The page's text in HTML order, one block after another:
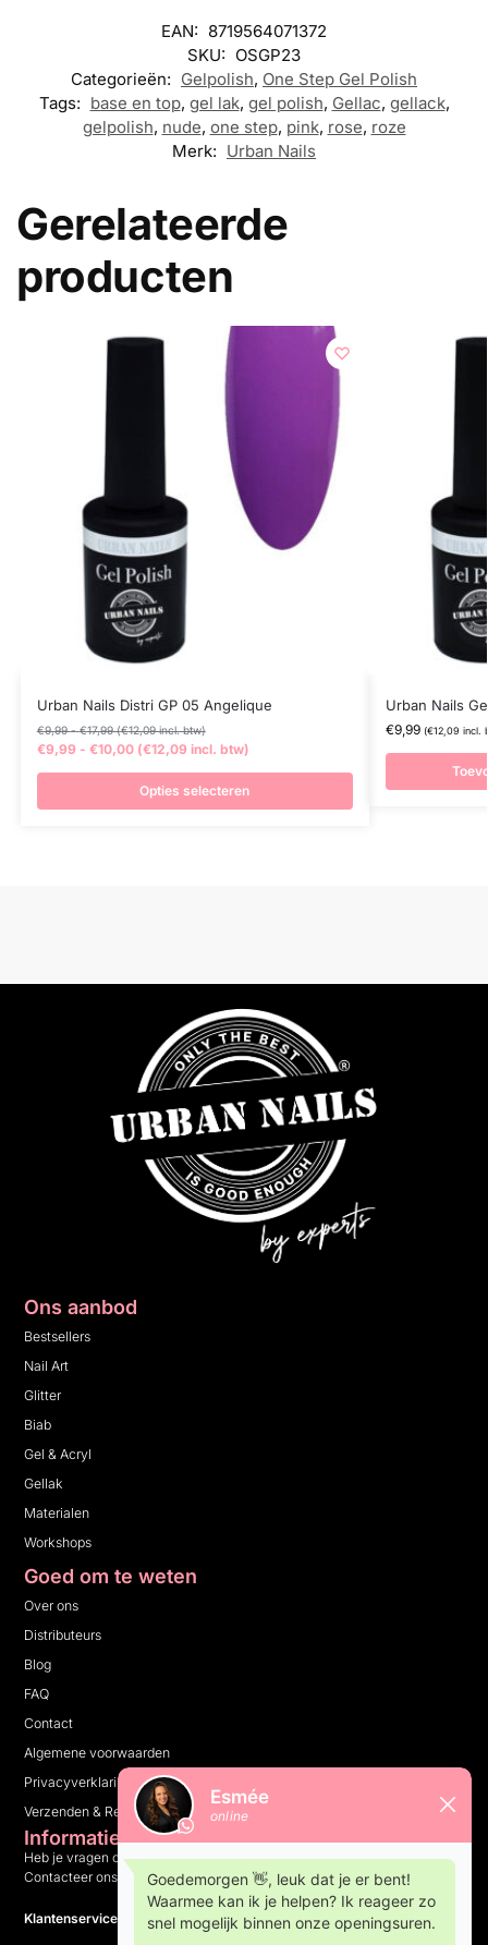
EAN: 8719564071372
SKU: OSGP23
Categorieën: Gelpolish, One Step Gel Polish
Tags: base en top, gel lak, gel polish, Gellac, gellack,
gelpolish, nude, one step, pink, rose, roze
Merk: Urban Nails
Gerelateerde
producten
Urban Nails Distri GP 05 Angelique
€9,99 - €17,99(€12,09incl. btw)
€9,99 - €10,00(€12,09 incl. btw)
Opties selecteren
Urban Nails
€9,99 (€12,09 incl.
Ons aanbod
Bestsellers
Nail Art
Glitter
Biab
Gel & Acryl
Gellak
Materialen
Workshops
Goed om te weten
Over ons
Distributeurs
Blog
FAQ
Contact
Algemene voorwaarden
Privacyverklaring
Verzenden & Retourneren
Informatie
Heb je vragen over ons bedrijf, onze producten of iets anders?
Contacteer ons en wij helpen je graag verder.
Klantenservice: 10:00 tot 16:00 op weekdagen